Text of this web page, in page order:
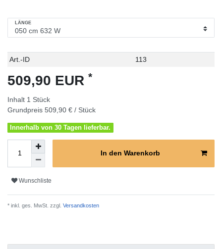
LÄNGE
Technisches
Wert
Art.-ID 113
509,90 EUR *
Inhalt 1 Stück
Grundpreis 509,90 € / Stück
Innerhalb von 30 Tagen lieferbar.
In den Warenkorb
Wunschliste
* inkl. ges. MwSt. zzgl. Versandkosten